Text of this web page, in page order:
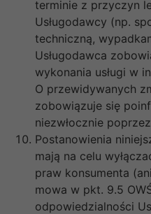
terminie z przyczyn
Usługodawcy (np.
techniczną,
Usługodawca
wykonania usługi w
O przewidywanych
zobowiązuje się
niezwłocznie
Postanowienia
mają na celu
praw konsumenta
mowa w pkt. 9.5
odpowiedzialności